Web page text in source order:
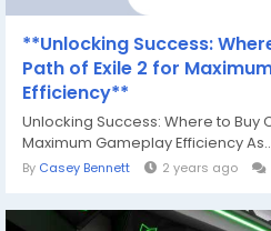
**Unlocking Success:
Path of Exile 2 for
Efficiency**
Unlocking Success: Where to Buy
Maximum Gameplay Efficiency
By Casey Bennett 2 years ago